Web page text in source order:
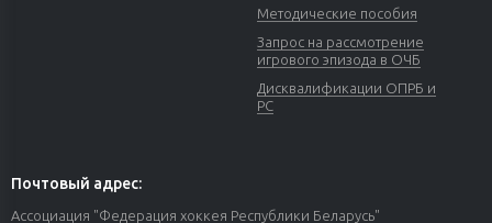
Методические пособия
Запрос на рассмотрение
игрового эпизода в ОЧБ
Дисквалификации ОПРБ и
РС
Почтовый адрес:
Ассоциация "Федерация хоккея Республики Беларусь"